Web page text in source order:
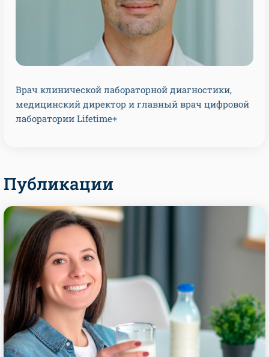
Врач клинической лабораторной диагностики,
медицинский директор и главный врач цифровой
лаборатории Lifetime+
Публикации